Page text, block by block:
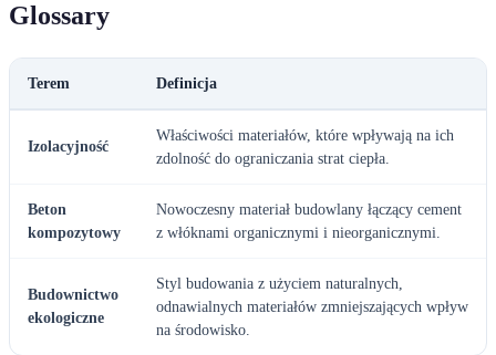
Glossary
Terem Definicja
Izolacyjność
Właściwości materiałów, które wpływają na ich
zdolność do ograniczania strat ciepła.
Beton
kompozytowy
Nowoczesny materiał budowlany łączący cement
z włóknami organicznymi i nieorganicznymi.
Budownictwo
ekologiczne
Styl budowania z użyciem naturalnych,
odnawialnych materiałów zmniejszających wpływ
na środowisko.